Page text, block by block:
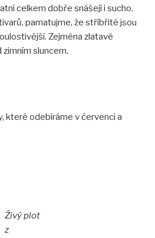
celkem dobře snášejí i sucho.
pamatujme, že stříbřité jsou
Zejména zlatavé
sluncem.
které odebíráme v červenci a
Živý plot
z